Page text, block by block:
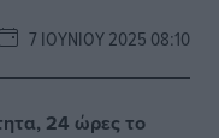
7 ΙΟΥΝΊΟΥ 2025 08:10
24 ώρες το